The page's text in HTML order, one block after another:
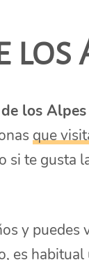
los
los Alpes
que
si te gusta
y puedes
es